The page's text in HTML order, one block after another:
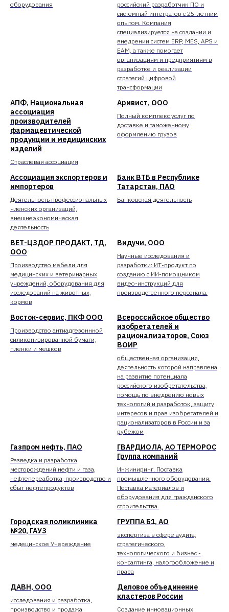
оборудования
российский разработчик ПО и
системный интегратор с 25-летним
опытом. Компания
специализируется на создании и
внедрении систем ERP, MES, APS и
EAM, а также помогает
организациям и предприятиям в
разработке и реализации
стратегий цифровой
трансформации
АПФ, Национальная
ассоциация
производителей
фармацевтической
продукции и медицинских
изделий
Отраслевая ассоциация
Аривист, ООО
Полный комплекс услуг по
доставке и таможенному
оформлению грузов
Ассоциация экспортеров и
импортеров
Деятельность профессиональных
членских организаций,
внешнеэкономическая
деятельность
Банк ВТБ в Республике
Татарстан, ПАО
Банковская деятельность
ВЕТ-ЦЗДОР ПРОДАКТ, ТД,
ООО
Производство мебели для
медицинских и ветеринарных
учреждений, оборудования для
исследований на животных,
кормов
Видучи, ООО
Научные исследования и
разработки: ИТ-продукт по
созданию с ИИ-помощником
видео-инструкций для
производственного персонала.
Восток-сервис, ПКФ ООО
Производство антиадгезоннной
силиконизированной бумаги,
пленки и мешков
Всероссийское общество
изобретателей и
рационализаторов, Союз
ВОИР
общественная организация,
деятельность которой направлена
на развитие потенциала
российского изобретательства,
помощь по внедрению новых
технологий и разработок, защиту
интересов и прав изобретателей и
рационализаторов в России и за
рубежом
Газпром нефть, ПАО
Разведка и разработка
месторождений нефти и газа,
нефтепереаботка, производство и
сбыт нефтепродуктов
ГВАРДИОЛА, АО ТЕРМОРОС
Группа компаний
Инжиниринг. Поставка
промышленного оборудования.
Поставка материалов и
оборудования для гражданского
строительства.
Городская поликлиника
№20, ГАУЗ
медецинское Учереждение
ГРУППА Б1, АО
экспертиза в сфере аудита,
стратегического,
технологического и бизнес -
консалтинга, налогообложение и
права
ДАВН, ООО
исследования и разработка,
производство и продажа
Деловое объединение
кластеров России
Создание инновационных